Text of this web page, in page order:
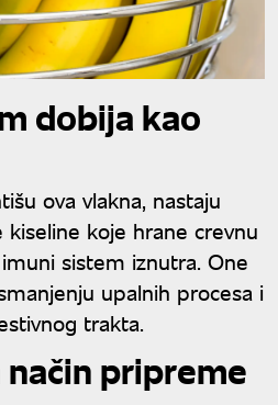
dobija kao
ova vlakna, nastaju
koje hrane crevnu
sistem iznutra. One
upalnih procesa i
trakta.
pripreme